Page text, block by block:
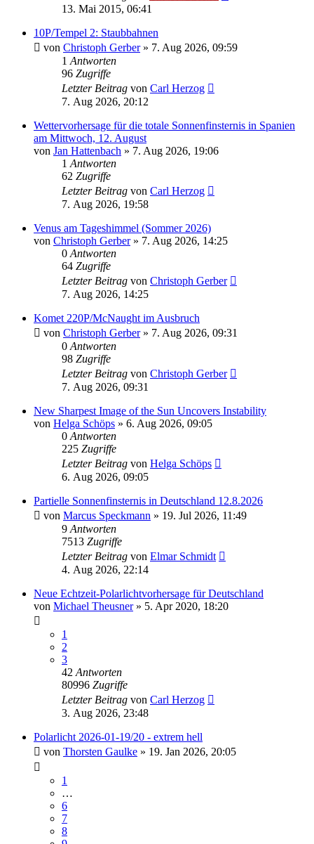
13. Mai 2015, 06:41
10P/Tempel 2: Staubbahnen
von Christoph Gerber» 7. Aug 2026, 09:59
1 Antworten
96 Zugriffe
Letzter Beitrag von Carl Herzog
7. Aug 2026, 20:12
Wettervorhersage für die totale Sonnenfinsternis in Spanien
am Mittwoch, 12. August
von Jan Hattenbach » 7. Aug 2026, 19:06
1 Antworten
62 Zugriffe
Letzter Beitrag von Carl Herzog
7. Aug 2026, 19:58
Venus am Tageshimmel (Sommer 2026)
von Christoph Gerber» 7. Aug 2026, 14:25
0 Antworten
64 Zugriffe
Letzter Beitrag von Christoph Gerber
7. Aug 2026, 14:25
Komet 220P/McNaught im Ausbruch
von Christoph Gerber» 7. Aug 2026, 09:31
0 Antworten
98 Zugriffe
Letzter Beitrag von Christoph Gerber
7. Aug 2026, 09:31
New Sharpest Image of the Sun Uncovers Instability
von Helga Schöps » 6. Aug 2026, 09:05
0 Antworten
225 Zugriffe
Letzter Beitrag von Helga Schöps
6. Aug 2026, 09:05
Partielle Sonnenfinsternis in Deutschland 12.8.2026
von Marcus Speckmann » 19. Jul 2026, 11:49
9 Antworten
7513 Zugriffe
Letzter Beitrag von Elmar Schmidt
4. Aug 2026, 22:14
Neue Echtzeit-Polarlichtvorhersage für Deutschland
von Michael Theusner» 5. Apr 2020, 18:20
1
2
3
42 Antworten
80996 Zugriffe
Letzter Beitrag von Carl Herzog
3. Aug 2026, 23:48
Polarlicht 2026-01-19/20 - extrem hell
von Thorsten Gaulke » 19. Jan 2026, 20:05
1
…
6
7
8